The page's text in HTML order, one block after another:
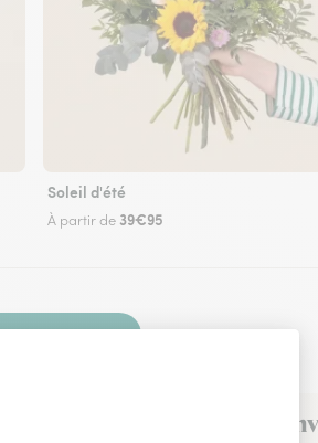
Soleil d'été
À partir de 39€95
des fleurs
Saint Bauld et dans ses